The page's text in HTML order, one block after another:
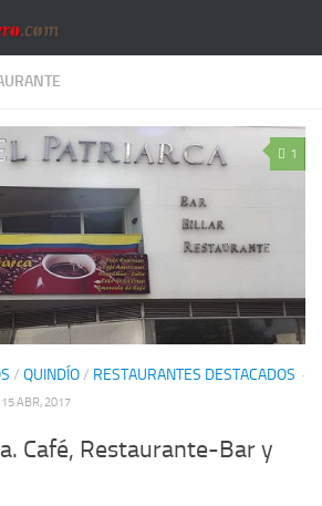
1
/ QUINDÍO/ RESTAURANTES DESTACADOS ·
15 ABR, 2017
Café, Restaurante-Bar y